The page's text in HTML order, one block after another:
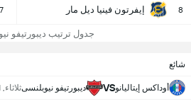
8 إيفرتون فينيا ديل مار
جدول ترتيب ديبورتيفو
شائع
أوداكس إيتاليانوVS ديبورتيفو نيوبلنسىثلاثاء, 11 أغسطس